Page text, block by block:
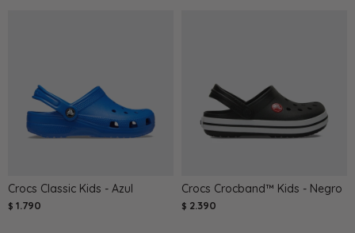
Crocs Classic Kids - Azul
$ 1.790
Crocs Crocband™ Kids - Negro
$ 2.390